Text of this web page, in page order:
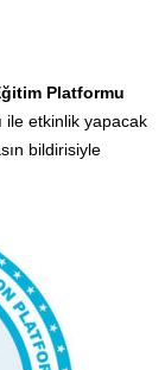
Platformu
ile etkinlik yapacak
bildirisiyle